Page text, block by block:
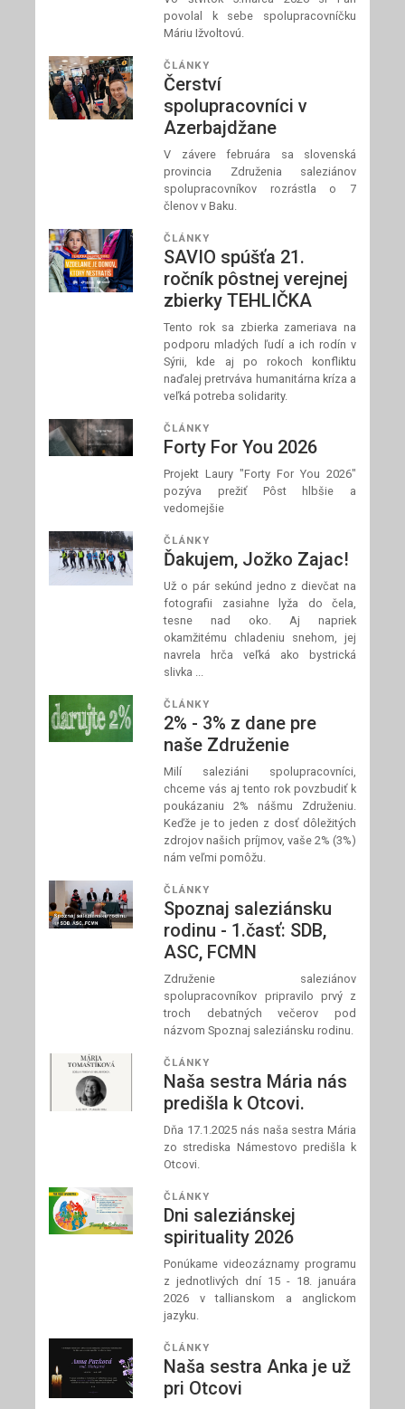
povolal k sebe spolupracovníčku
Máriu Ižvoltovú.
ČLÁNKY
Čerství
spolupracovníci v
Azerbajdžane
V závere februára sa slovenská
provincia Združenia saleziánov
spolupracovníkov rozrástla o 7
členov v Baku.
ČLÁNKY
SAVIO spúšťa 21.
ročník pôstnej verejnej
zbierky TEHLIČKA
Tento rok sa zbierka zameriava na
podporu mladých ľudí a ich rodín v
Sýrii, kde aj po rokoch konfliktu
naďalej pretrváva humanitárna kríza a
veľká potreba solidarity.
ČLÁNKY
Forty For You 2026
Projekt Laury "Forty For You 2026"
pozýva prežiť Pôst hlbšie a
vedomejšie
ČLÁNKY
Ďakujem, Jožko Zajac!
Už o pár sekúnd jedno z dievčat na
fotografii zasiahne lyža do čela,
tesne nad oko. Aj napriek
okamžitému chladeniu snehom, jej
navrela hrča veľká ako bystrická
slivka ...
ČLÁNKY
2% - 3% z dane pre
naše Združenie
Milí saleziáni spolupracovníci,
chceme vás aj tento rok povzbudiť k
poukázaniu 2% nášmu Združeniu.
Keďže je to jeden z dosť dôležitých
zdrojov našich príjmov, vaše 2% (3%)
nám veľmi pomôžu.
ČLÁNKY
Spoznaj saleziánsku
rodinu - 1.časť: SDB,
ASC, FCMN
Združenie saleziánov
spolupracovníkov pripravilo prvý z
troch debatných večerov pod
názvom Spoznaj saleziánsku rodinu.
ČLÁNKY
Naša sestra Mária nás
predišla k Otcovi.
Dňa 17.1.2025 nás naša sestra Mária
zo strediska Námestovo predišla k
Otcovi.
ČLÁNKY
Dni saleziánskej
spirituality 2026
Ponúkame videozáznamy programu
z jednotlivých dní 15 - 18. januára
2026 v tallianskom a anglickom
jazyku.
ČLÁNKY
Naša sestra Anka je už
pri Otcovi